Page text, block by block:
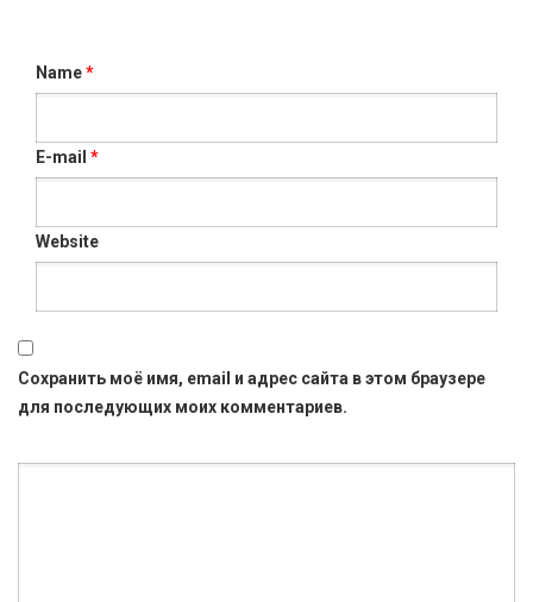
Name*
E-mail *
Website
Сохранить моё имя, email и адрес сайта в этом браузере
для последующих моих комментариев.